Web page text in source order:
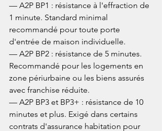
— A2P BP1 : résistance à l'effraction de
1 minute. Standard minimal
recommandé pour toute porte
d'entrée de maison individuelle.
— A2P BP2 : résistance de 5 minutes.
Recommandé pour les logements en
zone périurbaine ou les biens assurés
avec franchise réduite.
— A2P BP3 et BP3+ : résistance de 10
minutes et plus. Exigé dans certains
contrats d'assurance habitation pour